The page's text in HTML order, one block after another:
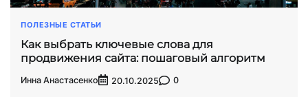
ПОЛЕЗНЫЕ СТАТЬИ
Как выбрать ключевые слова для
продвижения сайта: пошаговый алгоритм
Инна Анастасенко 20.10.2025 0